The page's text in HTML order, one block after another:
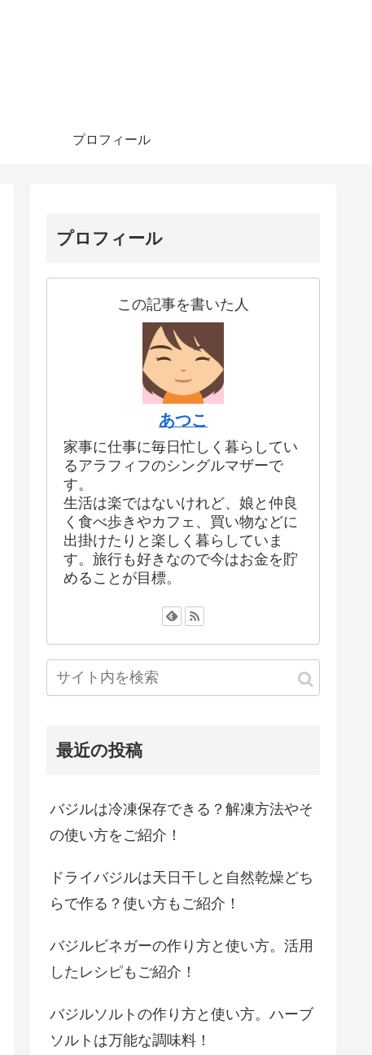
プロフィール
プロフィール
この記事を書いた人
あつこ
家事に仕事に毎日忙しく暮らしてい
るアラフィフのシングルマザーで
す。
生活は楽ではないけれど、娘と仲良
く食べ歩きやカフェ、買い物などに
出掛けたりと楽しく暮らしていま
す。旅行も好きなので今はお金を貯
めることが目標。
最近の投稿
バジルは冷凍保存できる？解凍方法やそ
の使い方をご紹介！
ドライバジルは天日干しと自然乾燥どち
らで作る？使い方もご紹介！
バジルビネガーの作り方と使い方。活用
したレシピもご紹介！
バジルソルトの作り方と使い方。ハーブ
ソルトは万能な調味料！